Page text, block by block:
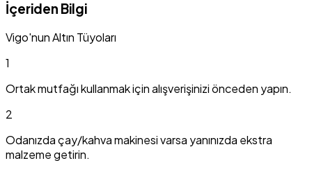
İçeriden Bilgi
Vigo'nun Altın Tüyoları
1
Ortak mutfağı kullanmak için alışverişinizi önceden yapın.
2
Odanızda çay/kahva makinesi varsa yanınızda ekstra
malzeme getirin.